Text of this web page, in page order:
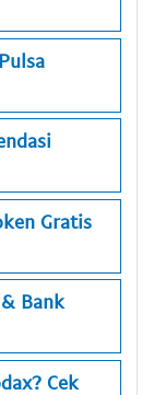
Gratis
Bank
Cek